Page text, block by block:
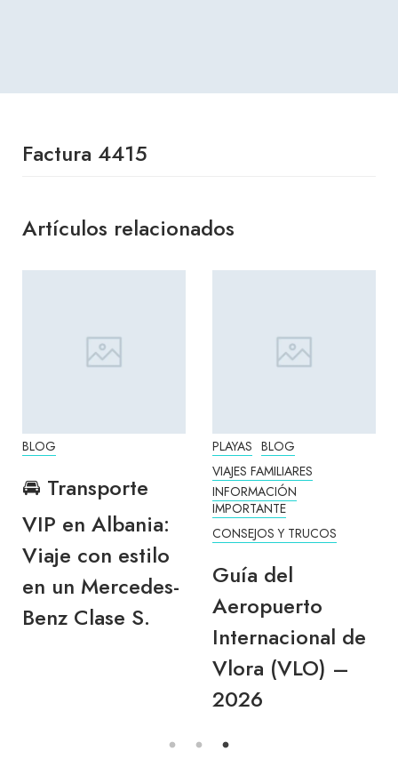
Factura 4415
Artículos relacionados
BLOG
🚘 Transporte
VIP en Albania:
Viaje con estilo
en un Mercedes-
Benz Clase S.
PLAYAS BLOG
VIAJES FAMILIARES
INFORMACIÓN
IMPORTANTE
CONSEJOS Y TRUCOS
Guía del
Aeropuerto
Internacional de
Vlora (VLO) –
2026